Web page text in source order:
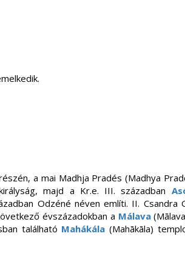
a mai Madhja Pradés (Madhya
majd a Kr.e. III. században
Odzéné néven említi. II. Csandra
évszázadokban a Málava
található Mahákála (Mahākāla)